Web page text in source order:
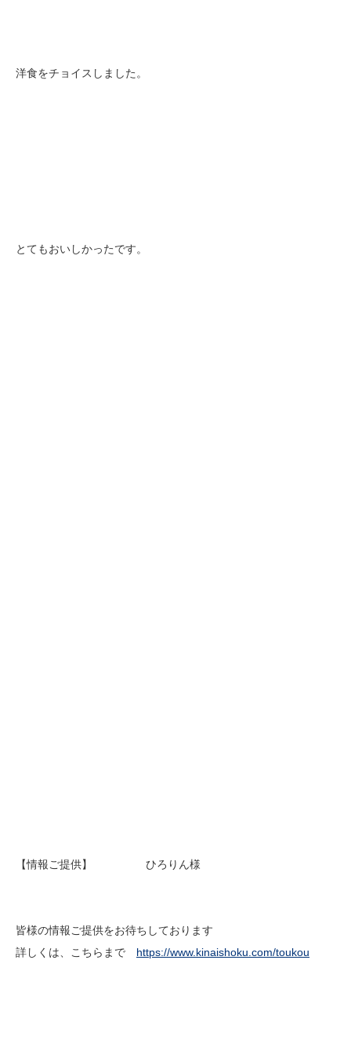
洋食をチョイスしました。
とてもおいしかったです。
【情報ご提供】 ひろりん様
皆様の情報ご提供をお待ちしております
詳しくは、こちらまで https://www.kinaishoku.com/toukou